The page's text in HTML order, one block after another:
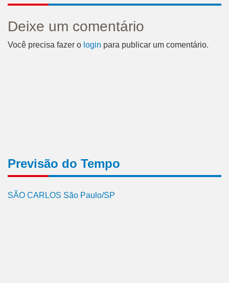
Deixe um comentário
Você precisa fazer o login para publicar um comentário.
Previsão do Tempo
SÃO CARLOS São Paulo/SP